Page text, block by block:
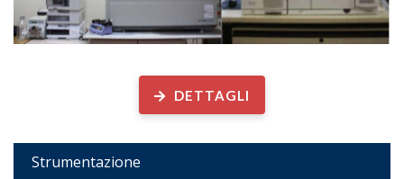
DETTAGLI
Strumentazione